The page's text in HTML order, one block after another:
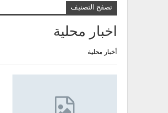
تصفح التصنيف
اخبار محلية
أخبار محلية